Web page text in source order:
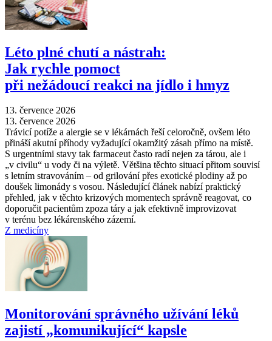
Léto plné chutí a nástrah:
Jak rychle pomoct
při nežádoucí reakci na jídlo i hmyz
13. července 2026
13. července 2026
Trávicí potíže a alergie se v lékárnách řeší celoročně, ovšem léto
přináší akutní příhody vyžadující okamžitý zásah přímo na místě.
S urgentními stavy tak farmaceut často radí nejen za tárou, ale i
„v civilu“ u vody či na výletě. Většina těchto situací přitom souvisí
s letním stravováním –⁠ od grilování přes exotické plodiny až po
doušek limonády s vosou. Následující článek nabízí praktický
přehled, jak v těchto krizových momentech správně reagovat, co
doporučit pacientům zpoza táry a jak efektivně improvizovat
v terénu bez lékárenského zázemí.
Z medicíny
Monitorování správného užívání léků
zajistí „komunikující“ kapsle